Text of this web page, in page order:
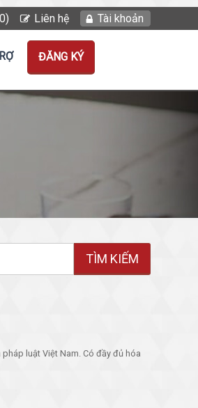
Liên hệ Tài khoản
ĐĂNG KÝ
luật Việt Nam. Có đầy đủ hóa